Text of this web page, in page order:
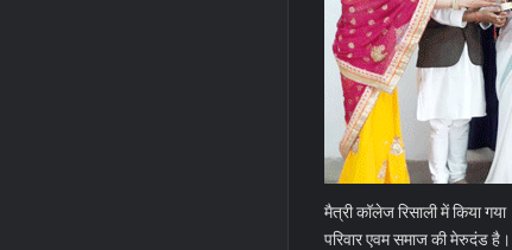
मैत्री कॉलेज रिसाली में किया
परिवार एवम समाज की मेरुदंड है।